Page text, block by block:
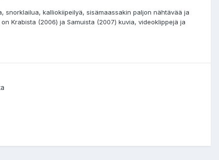
kalliokiipeilyä, sisämaassakin paljon nähtävää ja
Krabista (2006) ja Samuista (2007) kuvia, videoklippejä ja